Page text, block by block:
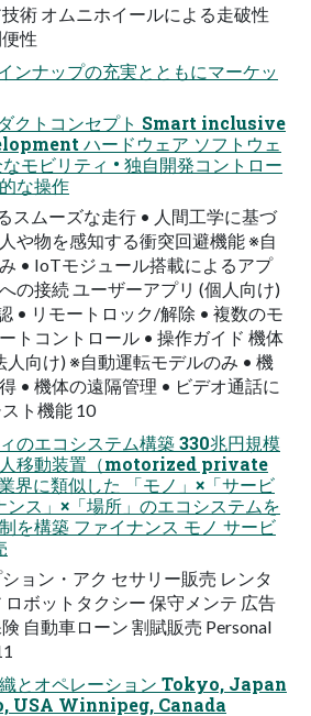
技術 オムニホイールによる走破性
性
ンナップの充実とともにマーケッ
クトコンセプト Smart inclusive
ハードウェア ソフトウェ
モビリティ • 独自開発コントロー
な操作
スムーズな走行 • 人間工学に基づ
や物を感知する衝突回避機能 ※自
• IoTモジュール搭載によるアプ
の接続 ユーザーアプリ (個人向け)
• リモートロック/解除 • 複数のモ
トコントロール • 操作ガイド 機体
人向け) ※自動運転モデルのみ • 機
• 機体の遠隔管理 • ビデオ通話に
ト機能 10
のエコシステム構築 330兆円規模
人移動装置（motorized private
に類似した 「モノ」×「サービ
ンス」×「場所」のエコシステムを
を構築 ファイナンス モノ サービ
ョン・アク セサリー販売 レンタ
ロボットタクシー 保守メンテ 広告
自動車ローン 割賦販売 Personal
とオペレーション Tokyo, Japan
USA Winnipeg, Canada